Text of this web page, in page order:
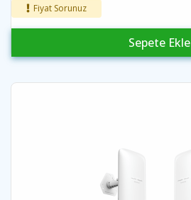
Fiyat Sorunuz
Sepete Ekle